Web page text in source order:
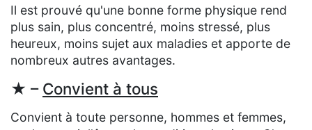
Il est prouvé qu'une bonne forme physique rend
plus sain, plus concentré, moins stressé, plus
heureux, moins sujet aux maladies et apporte de
nombreux autres avantages.
★ – Convient à tous
Convient à toute personne, hommes et femmes,